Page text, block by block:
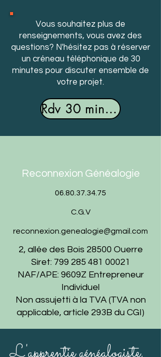
Vous souhaitez plus de
renseignements, vous avez des
questions? N'hésitez pas à réserver
un créneau téléphonique de 30
minutes pour discuter ensemble de
votre projet.
Rdv 30 minutes
Reconnexion Généalogie
06.80.37.34.75
C.G.V
reconnexion.genealogie@gmail.com
2, allée des Bois 28500 Ouerre
Siret: 799 285 481 00021
NAF/APE: 9609Z Entrepreneur
Individuel
Non assujetti à la TVA (TVA non
applicable, article 293B du CGI)